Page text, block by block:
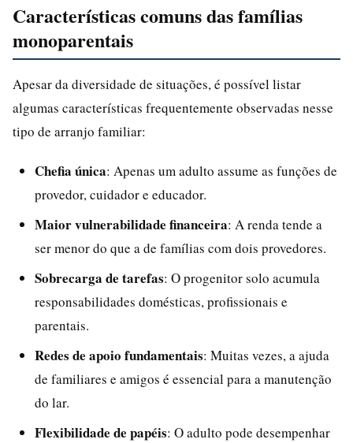
Características comuns das famílias
monoparentais
Apesar da diversidade de situações, é possível listar
algumas características frequentemente observadas nesse
tipo de arranjo familiar:
Chefia única: Apenas um adulto assume as funções de
provedor, cuidador e educador.
Maior vulnerabilidade financeira: A renda tende a
ser menor do que a de famílias com dois provedores.
Sobrecarga de tarefas: O progenitor solo acumula
responsabilidades domésticas, profissionais e
parentais.
Redes de apoio fundamentais: Muitas vezes, a ajuda
de familiares e amigos é essencial para a manutenção
do lar.
Flexibilidade de papéis: O adulto pode desempenhar